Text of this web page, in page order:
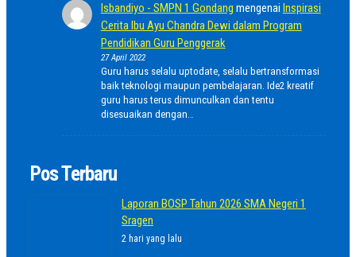
Isbandiyo - SMPN 1 Gondang mengenai Inspirasi
Cerita Ibu Ayu Chandra Dewi dalam Program
Pendidikan Guru Penggerak
27 April 2022
Guru harus selalu uptodate, selalu bertransformasi
baik teknologi maupun pembelajaran. Ide2 kreatif
guru harus terus dimunculkan dan tentu
disesuaikan dengan…
Pos Terbaru
Laporan BOSP Tahun 2026 SMA Negeri 1
Sragen
2 hari yang lalu